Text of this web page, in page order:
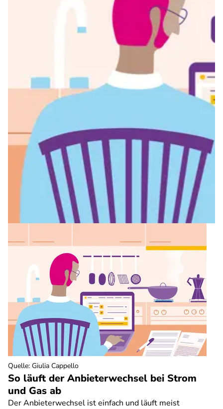
So läuft der Anbieterwechsel bei Strom
und Gas ab
Der Anbieterwechsel ist einfach und läuft meist
Quelle: Giulia Cappello